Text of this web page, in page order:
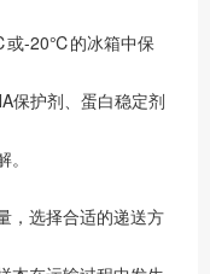
或-20℃的冰箱中保
保护剂、蛋白稳定剂
，选择合适的递送方